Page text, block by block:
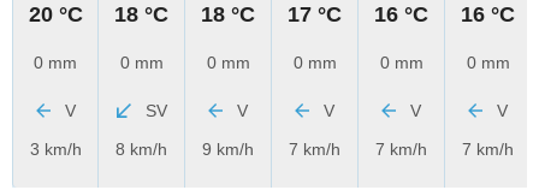
20 °C
0 mm
V
3 km/h
18 °C
0 mm
SV
8 km/h
18 °C
0 mm
V
9 km/h
17 °C
0 mm
V
7 km/h
16 °C
0 mm
V
7 km/h
16 °C
0 mm
V
7 km/h